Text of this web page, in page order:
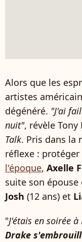
Alors que les
artistes
dégénéré. "J'ai
nuit", révèle
Talk. Pris dans la
réflexe : protéger
l'époque, Axelle
suite son
Josh (12 ans) et
"J'étais en soirée
Drake